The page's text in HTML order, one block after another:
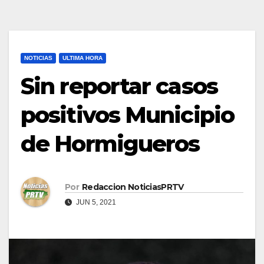
NOTICIAS ULTIMA HORA
Sin reportar casos
positivos Municipio
de Hormigueros
Por Redaccion NoticiasPRTV
JUN 5, 2021